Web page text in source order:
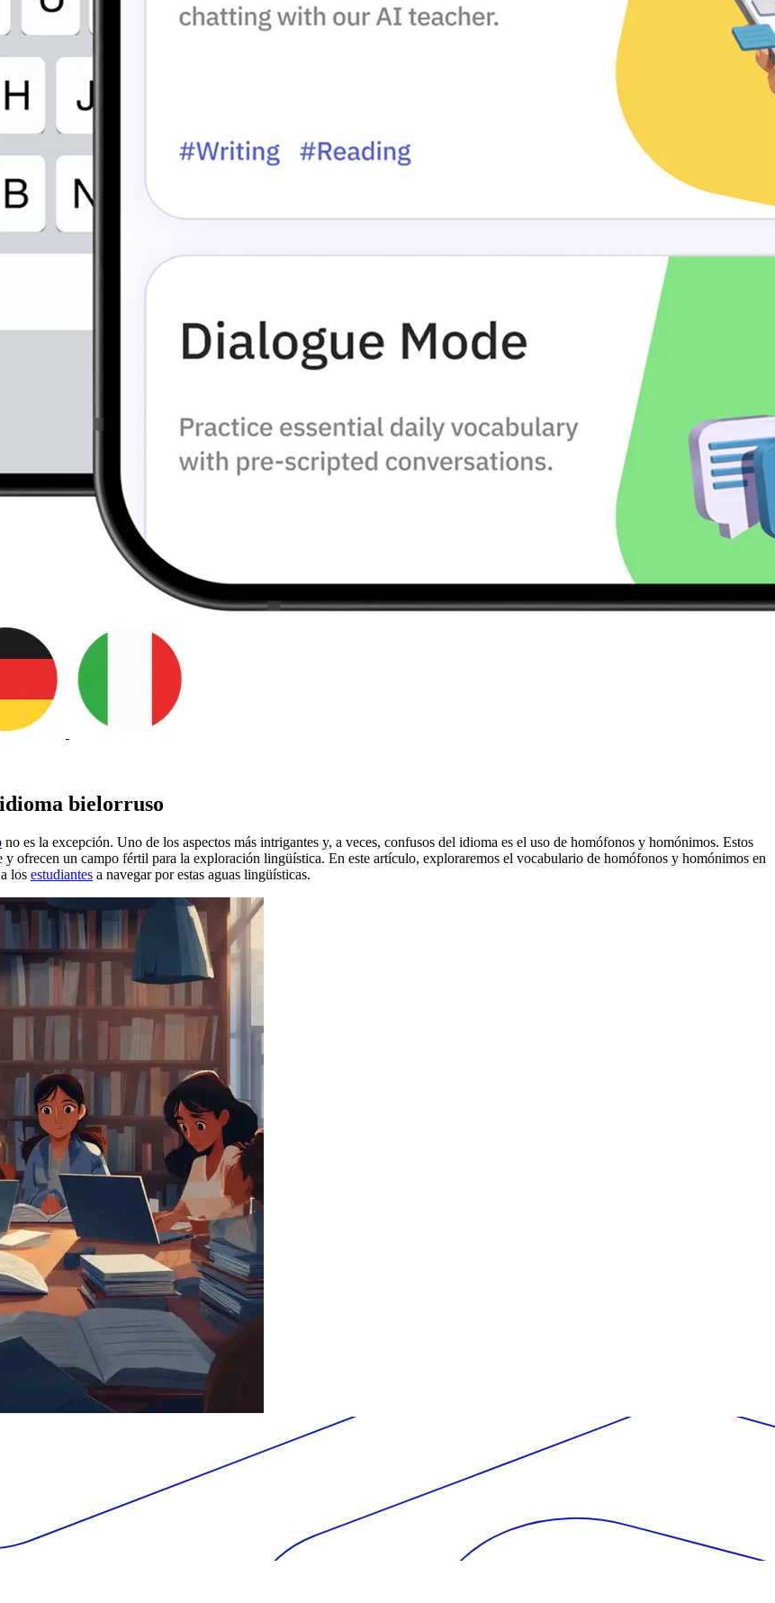
bielorruso
no es la excepción. Uno de los aspectos más intrigantes y, a veces, confusos del idioma es el uso de homófonos y homónimos. Estos
ofrecen un campo fértil para la exploración lingüística. En este artículo, exploraremos el vocabulario de homófonos y homónimos en
los estudiantes a navegar por estas aguas lingüísticas.